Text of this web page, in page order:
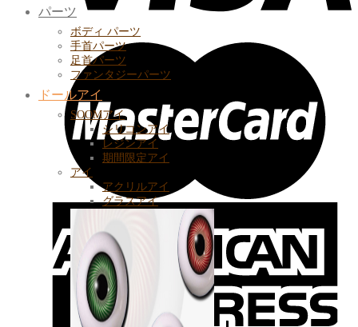
パーツ
ボディ パーツ
手首パーツ
足首パーツ
ファンタジーパーツ
ドールアイ
SOOMアイ
シリコンアイ
レジンアイ
期間限定アイ
アイ
アクリルアイ
グラスアイ